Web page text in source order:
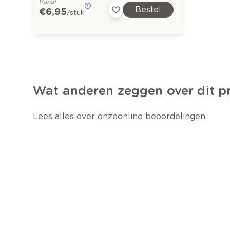
€ 6,95/stuk Bestel
Wat anderen zeggen over dit
Lees alles over onzeonline beoordelingen